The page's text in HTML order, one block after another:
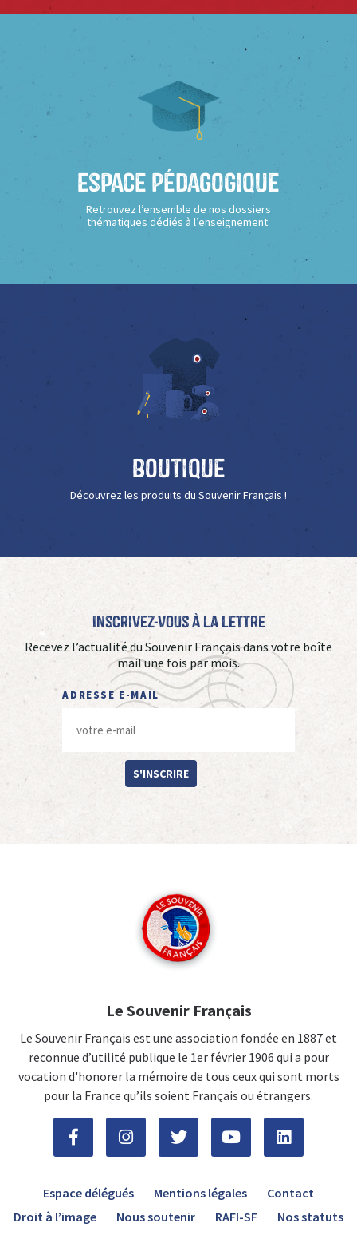
Espace Pédagogique
Retrouvez l’ensemble de nos dossiers
thématiques dédiés à l’enseignement.
Boutique
Découvrez les produits du Souvenir Français !
Inscrivez-vous à La Lettre
Recevez l’actualité du Souvenir Français dans votre boîte
mail une fois par mois.
ADRESSE E-MAIL
S'INSCRIRE
Le Souvenir Français
Le Souvenir Français est une association fondée en 1887 et
reconnue d’utilité publique le 1er février 1906 qui a pour
vocation d'honorer la mémoire de tous ceux qui sont morts
pour la France qu’ils soient Français ou étrangers.
Espace délégués Mentions légales
Contact
Droit à l’image
Nous soutenir RAFI-SF Nos statuts